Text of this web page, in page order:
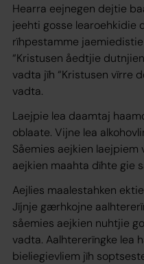
Hearra eejnegen dejtie
jeehti gosse learoehkidie
rïhpestamme
“Kristusen åedtjie
vadta jïh “Kristusen vïrre
vadta.
Laejpie lea daamtaj
oblaate. Vijne lea
Såemies aejkien laejpiem
aejkien maahta dïhte gie
Aejlies maalestahken
Jïjnje gærhkojne
såemies aejkien nuhtjie
vadta. Aalhtererïngke lea
bieliegievliem jïh